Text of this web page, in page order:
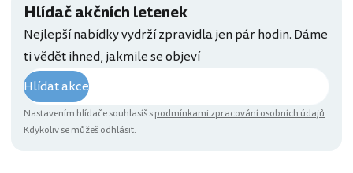
Hlídač akčních letenek
Nejlepší nabídky vydrží zpravidla jen pár hodin. Dáme
ti vědět ihned, jakmile se objeví
Hlídat akce
Nastavením hlídače souhlasíš spodmínkami zpracování osobních údajů.
Kdykoliv se můžeš odhlásit.